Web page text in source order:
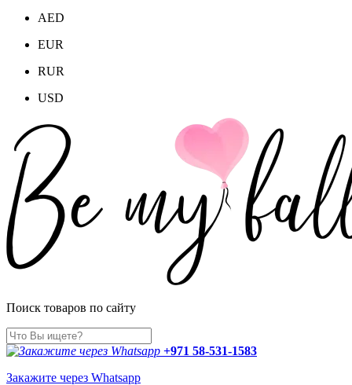
AED
EUR
RUR
USD
Поиск товаров по сайту
+971 58-531-1583
Закажите через Whatsapp